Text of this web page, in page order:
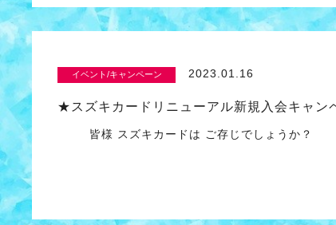
イベント/キャンペーン 2023.01.16
★スズキカードリニューアル新規入会キャン
皆様 スズキカードは ご存じでしょうか？